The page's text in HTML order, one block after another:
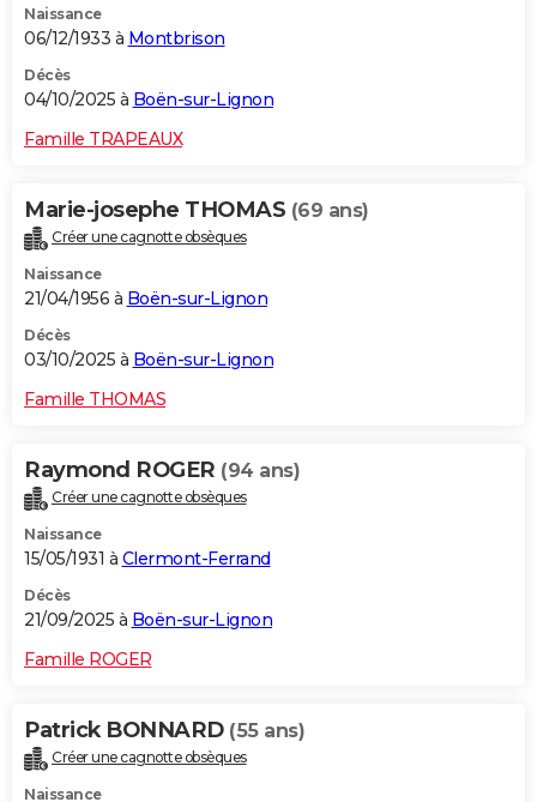
Naissance
06/12/1933 à Montbrison
Décès
04/10/2025 à Boën-sur-Lignon
Famille TRAPEAUX
Marie-josephe THOMAS (69 ans)
Créer une cagnotte obsèques
Naissance
21/04/1956 à Boën-sur-Lignon
Décès
03/10/2025 à Boën-sur-Lignon
Famille THOMAS
Raymond ROGER (94 ans)
Créer une cagnotte obsèques
Naissance
15/05/1931 à Clermont-Ferrand
Décès
21/09/2025 à Boën-sur-Lignon
Famille ROGER
Patrick BONNARD (55 ans)
Créer une cagnotte obsèques
Naissance